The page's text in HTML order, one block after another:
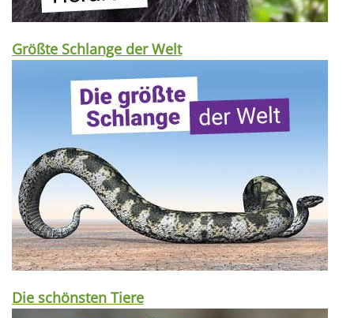
Größte Schlange der Welt
Die schönsten Tiere